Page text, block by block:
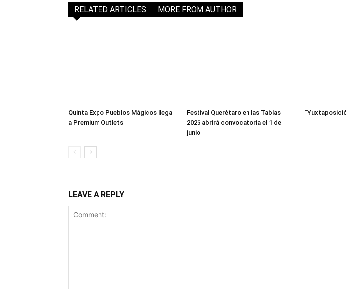
RELATED ARTICLES MORE FROM AUTHOR
Quinta Expo Pueblos Mágicos llega
a Premium Outlets
Festival Querétaro en las Tablas
2026 abrirá convocatoria el 1 de
junio
LEAVE A REPLY